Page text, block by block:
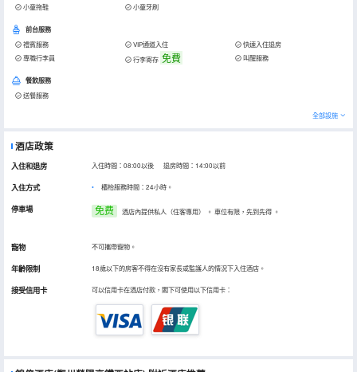
小童拖鞋 小童牙刷
前台服務
禮賓服務 VIP通道入住
快速入住退房
專職行李員
行李寄存 免費 叫醒服務
餐飲服務
送餐服務
全部設施
酒店政策
入住和退房 入住時間：08:00以後 退房時間：14:00以前
入住方式 櫃枱服務時間：24小時。
停車場 免费 酒店內提供私人（住客專用） 。 車位有限，先到先得 。
寵物 不可攜帶寵物。
年齡限制 18歲以下的房客不得在沒有家長或監護人的情況下入住酒店。
接受信用卡 可以信用卡在酒店付款，閣下可使用以下信用卡：